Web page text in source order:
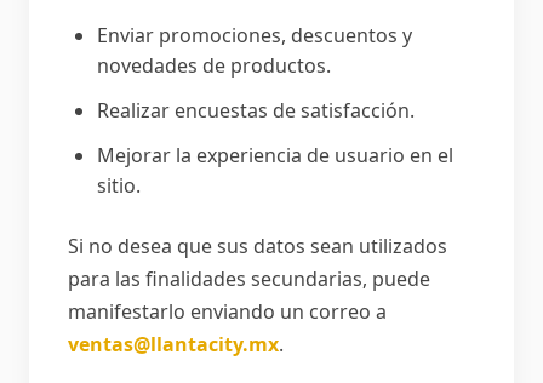
Enviar promociones, descuentos y
novedades de productos.
Realizar encuestas de satisfacción.
Mejorar la experiencia de usuario en el
sitio.
Si no desea que sus datos sean utilizados
para las finalidades secundarias, puede
manifestarlo enviando un correo a
ventas@llantacity.mx.